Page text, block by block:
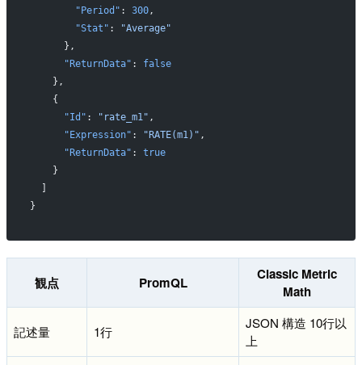
        "Period"
: 300,
        "Stat"
:
"Average"
      },
      "ReturnData"
: false
    },
    {
      "Id"
: "rate_m1" ,
      "Expression"
: "RATE(m1)" ,
      "ReturnData"
: true
    }
}
観点 PromQL
Classic Metric
Math
記述量 1行
JSON 構造 10行以
上